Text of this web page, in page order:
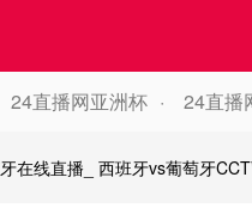
24直播网亚洲杯 24直播
在线直播_ 西班牙vs葡萄牙